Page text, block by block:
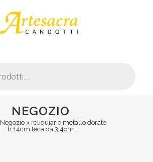
NEGOZIO
Negozio> reliquiario metallo dorato
h.14cm teca da 3,4cm